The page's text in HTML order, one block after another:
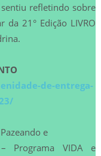
refletindo sobre
21° Edição LIVRO
de-entrega-
e
Programa VIDA e